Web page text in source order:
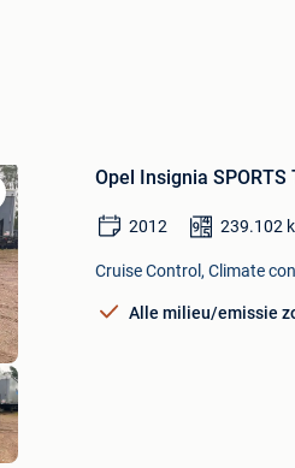
Opel Insignia SPORTS
2012 239.102
Cruise Control, Climate
Alle milieu/emissie